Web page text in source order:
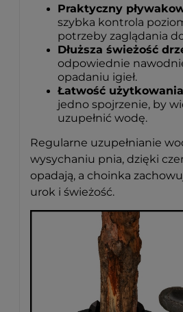
Praktyczny
szybka kontrola
potrzeby zaglądania
Dłuższa świeżość
odpowiednie
opadaniu igieł.
Łatwość użytkowania
jedno spojrzenie, by
uzupełnić wodę.
Regularne uzupełnianie
wysychaniu pnia, dzięki
opadają, a choinka
urok i świeżość.